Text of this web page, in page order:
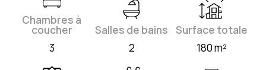
Chambres à
coucher
3
Salles de bains
2
Surface totale
180 m²